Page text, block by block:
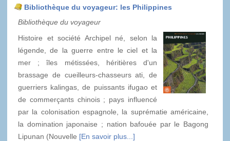
Bibliothèque du voyageur: les Philippines
Bibliothèque du voyageur
Histoire et société Archipel né, selon la
légende, de la guerre entre le ciel et la
mer ; îles métissées, héritières d'un
brassage de cueilleurs-chasseurs ati, de
guerriers kalingas, de puissants ifugao et
de commerçants chinois ; pays influencé
par la colonisation espagnole, la suprématie américaine,
la domination japonaise ; nation bafouée par le Bagong
Lipunan (Nouvelle [En savoir plus...]